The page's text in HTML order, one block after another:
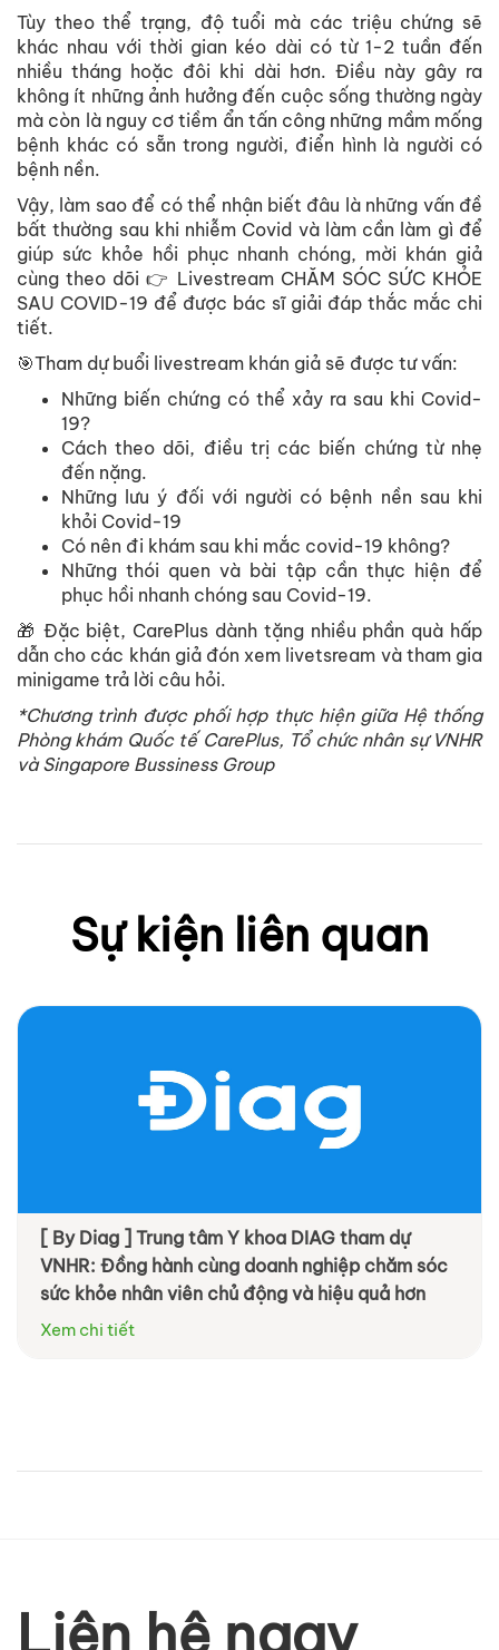
Tùy theo thể trạng, độ tuổi mà các triệu chứng sẽ
khác nhau với thời gian kéo dài có từ 1-2 tuần đến
nhiều tháng hoặc đôi khi dài hơn. Điều này gây ra
không ít những ảnh hưởng đến cuộc sống thường ngày
mà còn là nguy cơ tiềm ẩn tấn công những mầm mống
bệnh khác có sẵn trong người, điển hình là người có
bệnh nền.
Vậy, làm sao để có thể nhận biết đâu là những vấn đề
bất thường sau khi nhiễm Covid và làm cần làm gì để
giúp sức khỏe hồi phục nhanh chóng, mời khán giả
cùng theo dõi 👉 Livestream CHĂM SÓC SỨC KHỎE
SAU COVID-19 để được bác sĩ giải đáp thắc mắc chi
tiết.
🎯Tham dự buổi livestream khán giả sẽ được tư vấn:
Những biến chứng có thể xảy ra sau khi Covid-
19?
Cách theo dõi, điều trị các biến chứng từ nhẹ
đến nặng.
Những lưu ý đối với người có bệnh nền sau khi
khỏi Covid-19
Có nên đi khám sau khi mắc covid-19 không?
Những thói quen và bài tập cần thực hiện để
phục hồi nhanh chóng sau Covid-19.
🎁 Đặc biệt, CarePlus dành tặng nhiều phần quà hấp
dẫn cho các khán giả đón xem livetsream và tham gia
minigame trả lời câu hỏi.
*Chương trình được phối hợp thực hiện giữa Hệ thống
Phòng khám Quốc tế CarePlus, Tổ chức nhân sự VNHR
và Singapore Bussiness Group
Sự kiện liên quan
[ By Diag ] Trung tâm Y khoa DIAG tham dự
VNHR: Đồng hành cùng doanh nghiệp chăm sóc
sức khỏe nhân viên chủ động và hiệu quả hơn
Xem chi tiết
Liên hệ ngay